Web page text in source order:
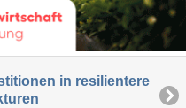
in resilientere